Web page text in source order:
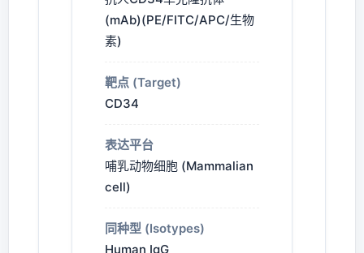
(mAb)(PE/FITC/APC/生物
素)
靶点 (Target)
CD34
表达平台
哺乳动物细胞 (Mammalian
cell)
同种型 (Isotypes)
Human IgG